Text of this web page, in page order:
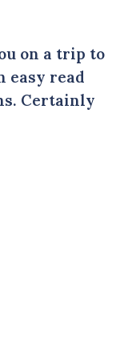
on a trip to
easy read
Certainly